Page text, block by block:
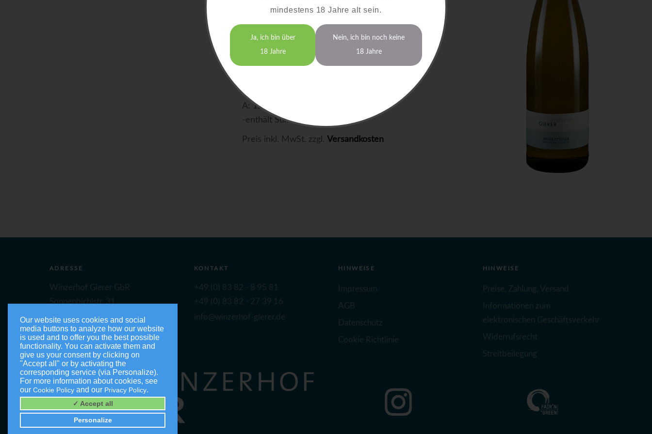
Bayerischer Bodensee
0,75 Liter
A: 12,0% RZ: 4,9 S: 7,8
-enthält Sulfite-
Preis inkl. MwSt. zzgl. Versandkosten
ADRESSE
Winzerhof Gierer GbR
Sonnenbichlstr. 31
88149 Nonnenhorn
KONTAKT
+49 (0) 83 82 - 8 95 81
+49 (0) 83 82 - 27 39 16
info@winzerhof-gierer.de
HINWEISE
Impressum
AGB
Datenschutz
Cookie Richtlinie
HINWEISE
Preise, Zahlung, Versand
Informationen zum
elektronischen Geschäftsverkehr
Widerrufsrecht
Streitbeilegung
mindestens 18 Jahre alt sein.
Ja, ich bin über
18 Jahre
Nein, ich bin noch keine
18 Jahre
Our website uses cookies and social
media buttons to analyze how our website
is used and to offer you the best possible
functionality. You can activate them and
give us your consent by clicking on
"Accept all" or by activating the
corresponding service (via Personalize).
For more information about cookies, see
our Cookie Policy and our Privacy Policy.
✓ Accept all
Personalize